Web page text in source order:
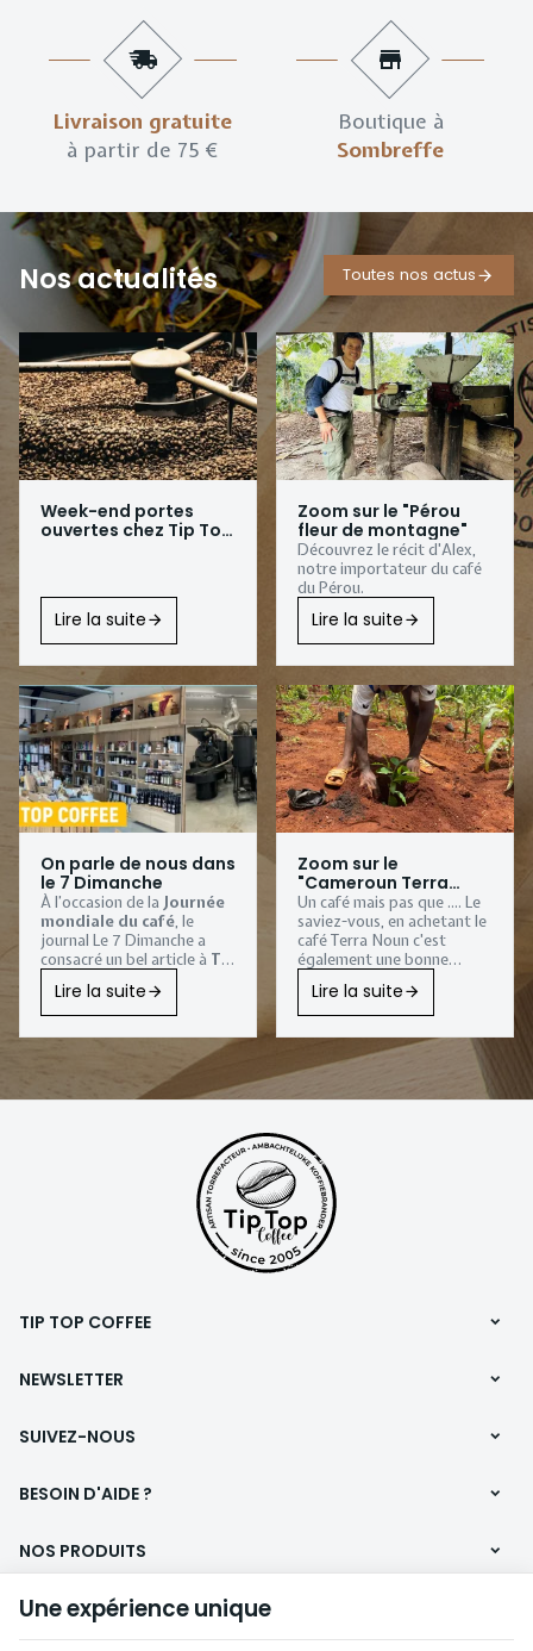
Livraison gratuite
à partir de 75 €
Boutique à
Sombreffe
Nos actualités Toutes nos actus
Week-end portes
ouvertes chez Tip Top
Lire la suite
Zoom sur le "Pérou
fleur de montagne"
Découvrez le récit d'Alex,
notre importateur du café
du Pérou.
Lire la suite
On parle de nous dans
le 7 Dimanche
À l’occasion de la Journée
mondiale du café, le
journal Le 7 Dimanche a
consacré un bel article à Tip
torréfaction artisanale
installée àSombreffe
Une belle reconnaissance
entreprise
, qui torréfie
depuis plus de vingt ans
Lire la suite
Zoom sur le
"Cameroun Terra
Noun"
Un café mais pas que .... Le
saviez-vous, en achetant le
café Terra Noun c'est
également une bonne
Lire la suite
NEWSLETTER
SUIVEZ-NOUS
TIP TOP COFFEE
BESOIN D'AIDE ?
NOS PRODUITS
INFORMATIONS
Une expérience unique